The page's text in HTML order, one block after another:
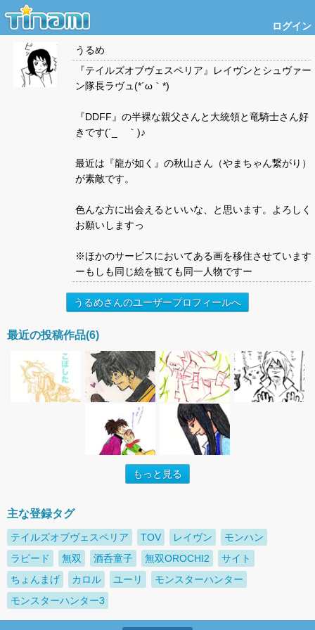
ログイン
うるめ
『テイルズオブヴェスペリア』レイヴンとシュヴァー
ン隊長ラヴュ(*´ω｀*)
『DDFF』の半裸な親父さんと大統領と竜騎士さん好
きです(´_ゝ｀)♪
最近は『龍が如く』の秋山さん（やまちゃん繋がり）
が素敵です。
色んな方に出会えるといいな、と思います。よろしく
お願いしますっ
※ほかのサービスにおいてある画を移住させています
ーもしも同じ絵を観ても同一人物ですー
うるめさんのユーザープロフィールへ
最近の投稿作品(6)
もっと見る
主な登録タグ
テイルズオブヴェスペリア TOV レイヴン
モンハン
ラピード
無双 酒呑童子 無双OROCHI2
サイト
ちょんまげ
カロル ユーリ
モンスターハンター
モンスターハンター3